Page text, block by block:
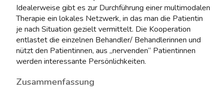
Idealerweise gibt es zur Durchführung einer multimodalen
Therapie ein lokales Netzwerk, in das man die Patientin
je nach Situation gezielt vermittelt. Die Kooperation
entlastet die einzelnen Behandler/ Behandlerinnen und
nützt den Patientinnen, aus „nervenden“ Patientinnen
werden interessante Persönlichkeiten.
Zusammenfassung